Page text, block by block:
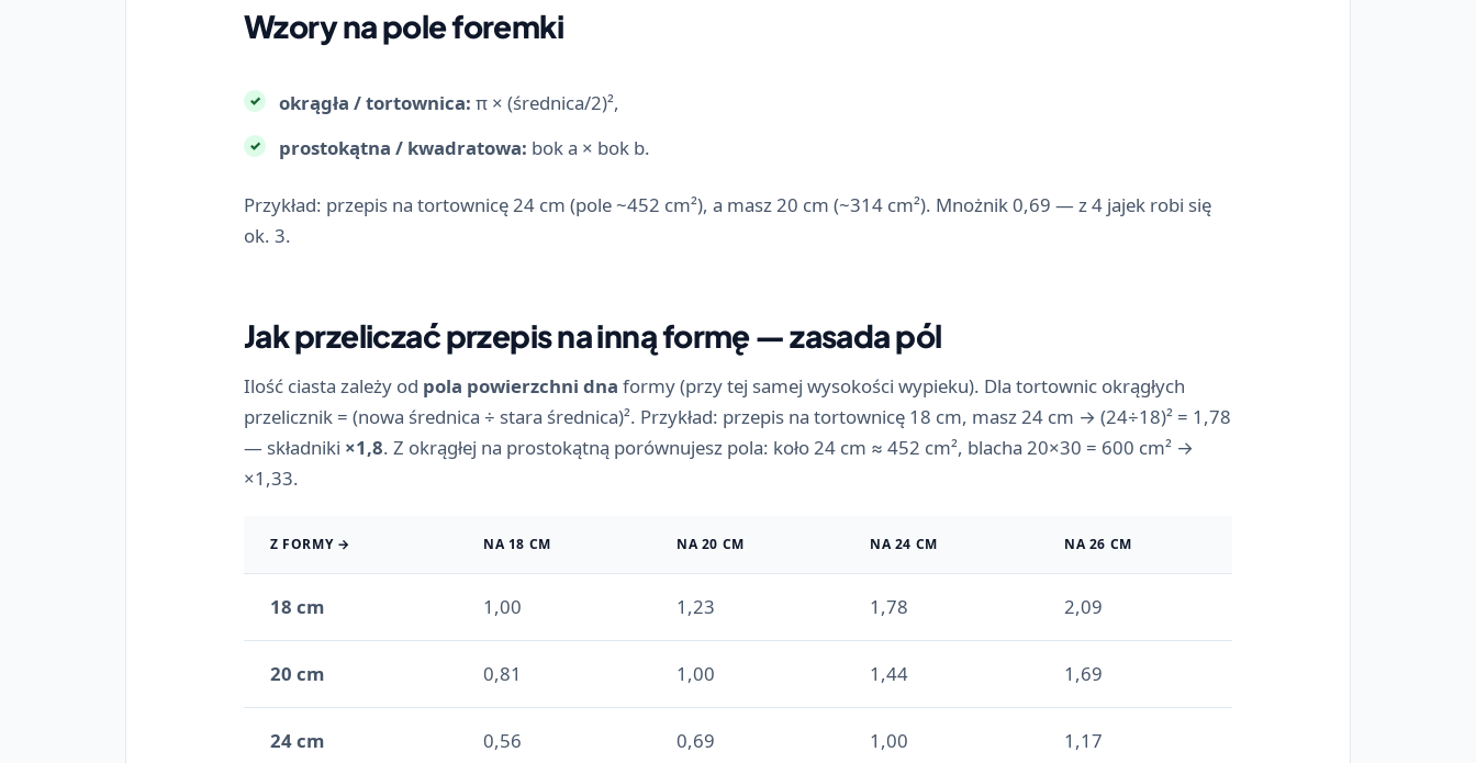
Wzory na pole foremki
okrągła / tortownica: π × (średnica/2)²,
prostokątna / kwadratowa: bok a × bok b.
Przykład: przepis na tortownicę 24 cm (pole ~452 cm²), a masz 20 cm (~314 cm²). Mnożnik 0,69 — z 4 jajek robi się
ok. 3.
Jak przeliczać przepis na inną formę — zasada pól
Ilość ciasta zależy od pola powierzchni dna formy (przy tej samej wysokości wypieku). Dla tortownic okrągłych
przelicznik = (nowa średnica ÷ stara średnica)². Przykład: przepis na tortownicę 18 cm, masz 24 cm → (24÷18)² = 1,78
— składniki ×1,8. Z okrągłej na prostokątną porównujesz pola: koło 24 cm ≈ 452 cm², blacha 20×30 = 600 cm² →
×1,33.
Z FORMY → NA 18 CM NA 20 CM NA 24 CM NA 26 CM
18 cm 1,00 1,23 1,78 2,09
20 cm 0,81 1,00 1,44 1,69
24 cm 0,56 0,69 1,00 1,17